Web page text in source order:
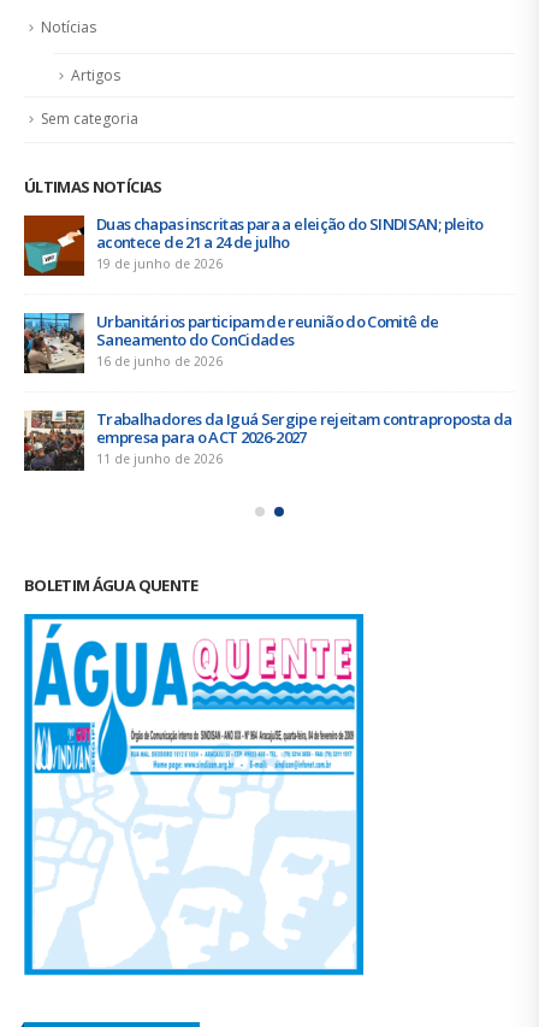
Notícias
Artigos
Sem categoria
ÚLTIMAS NOTÍCIAS
Duas chapas inscritas para a eleição do SINDISAN; pleito
acontece de 21 a 24 de julho
19 de junho de 2026
Urbanitários participam de reunião do Comitê de
Saneamento do ConCidades
16 de junho de 2026
Trabalhadores da Iguá Sergipe rejeitam contraproposta da
empresa para o ACT 2026-2027
11 de junho de 2026
BOLETIM ÁGUA QUENTE